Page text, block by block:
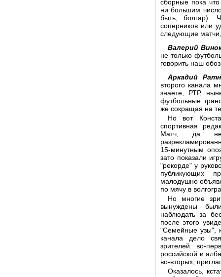
сборные пока
ни большим
быть, болгар).
соперников или
следующие
Валерий
не только
говорить наш
Аркадий
второго канала
знаете, РТР,
футбольные
же сокращая на
Но вот
спортивная
Матч, да не
15-минутным
зато показали
"рекорде" у
публикующих
малодушно
по мячу в
Но многие
вынуждены
наблюдать за
после этого
"Семейные узы",
канала дело
зрителей: во-
российской и
во-вторых,
Оказалось,